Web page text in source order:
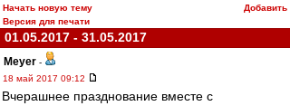
Начать новую тему
Добавить
Версия для печати
01.05.2017 - 31.05.2017
Meyer -
18 май 2017 09:12
Вчерашнее празднование вместе с